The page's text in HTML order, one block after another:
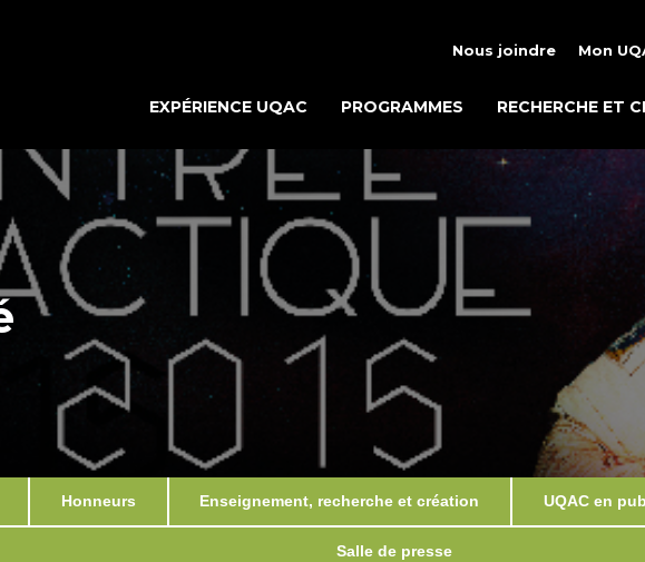
Nous joindre Mon
EXPÉRIENCE UQAC PROGRAMMES RECHERCHE ET
Honneurs Enseignement, recherche et création UQAC en
Salle de presse